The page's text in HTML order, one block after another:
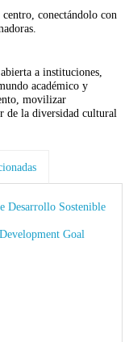
conectándolo con
a instituciones,
académico y
movilizar
de la diversidad cultural
Desarrollo Sostenible
Goal